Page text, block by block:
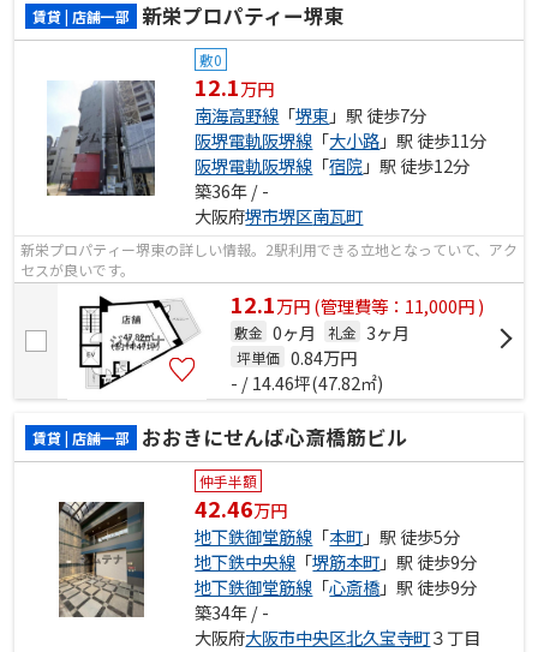
賃貸 | 店舗一部 新栄プロパティー堺東
敷0
12.1万円
南海高野線 「堺東 」駅 徒歩7分
阪堺電軌阪堺線 「大小路」駅 徒歩11分
阪堺電軌阪堺線 「宿院」駅 徒歩12分
築36年 / -
大阪府堺市堺区南瓦町
新栄プロパティー堺東の詳しい情報。2駅利用できる立地となっていて、アク
セスが良いです。
12.1万円(管理費等：11,000円 )
敷金 0ヶ月 礼金 3ヶ月
坪単価 0.84万円
- / 14.46坪(47.82㎡)
賃貸 | 店舗一部 おおきにせんば心斎橋筋ビル
仲手半額
42.46万円
地下鉄御堂筋線 「本町」駅 徒歩5分
地下鉄中央線 「堺筋本町」駅 徒歩9分
地下鉄御堂筋線 「心斎橋」駅 徒歩9分
築34年 / -
大阪府大阪市中央区北久宝寺町３丁目